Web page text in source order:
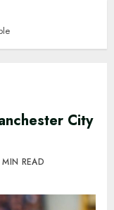
City
READ